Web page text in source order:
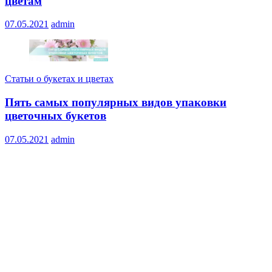
07.05.2021 admin
Статьи о букетах и цветах
Пять самых популярных видов упаковки
цветочных букетов
07.05.2021 admin